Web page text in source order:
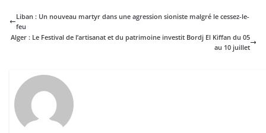
Liban : Un nouveau martyr dans une agression sioniste malgré le cessez-le-
feu
Alger : Le Festival de l’artisanat et du patrimoine investit Bordj El Kiffan du 05
au 10 juillet